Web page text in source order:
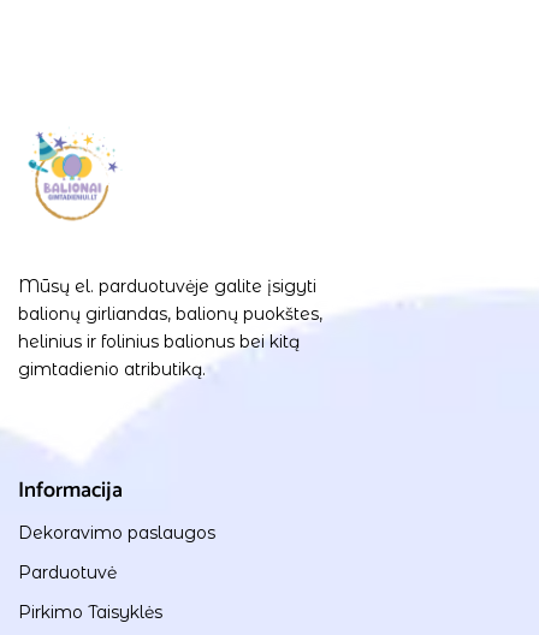
Mūsų el. parduotuvėje galite įsigyti
balionų girliandas, balionų puokštes,
helinius ir folinius balionus bei kitą
gimtadienio atributiką.
Informacija
Dekoravimo paslaugos
Parduotuvė
Pirkimo Taisyklės